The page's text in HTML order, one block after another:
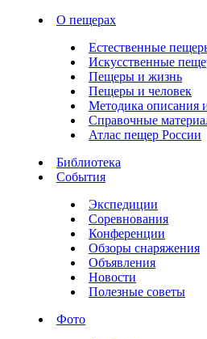
О пещерах
Естественные
Искусственные
Пещеры и жизнь
Пещеры и человек
Методика описания
Справочные
Атлас пещер России
Библиотека
События
Экспедиции
Соревнования
Конференции
Обзоры снаряжения
Объявления
Новости
Полезные советы
Фото